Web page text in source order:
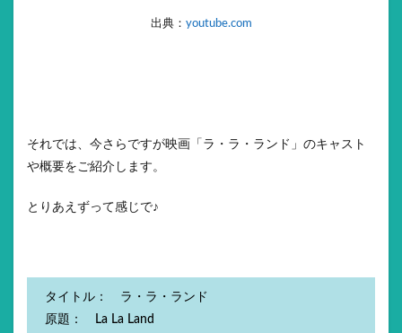
出典： youtube.com
それでは、今さらですが映画「ラ・ラ・ランド」のキャスト
や概要をご紹介します。
とりあえずって感じで♪
タイトル： ラ・ラ・ランド
原題： La La Land